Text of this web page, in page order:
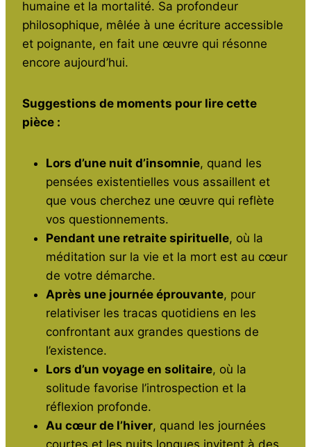
humaine et la mortalité. Sa profondeur
philosophique, mêlée à une écriture accessible
et poignante, en fait une œuvre qui résonne
encore aujourd’hui.
Suggestions de moments pour lire cette
pièce :
Lors d’une nuit d’insomnie, quand les
pensées existentielles vous assaillent et
que vous cherchez une œuvre qui reflète
vos questionnements.
Pendant une retraite spirituelle, où la
méditation sur la vie et la mort est au cœur
de votre démarche.
Après une journée éprouvante, pour
relativiser les tracas quotidiens en les
confrontant aux grandes questions de
l’existence.
Lors d’un voyage en solitaire, où la
solitude favorise l’introspection et la
réflexion profonde.
Au cœur de l’hiver, quand les journées
courtes et les nuits longues invitent à des